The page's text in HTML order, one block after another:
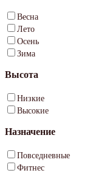
Весна
Лето
Осень
Зима
Высота
Низкие
Высокие
Назначение
Повседневные
Фитнес